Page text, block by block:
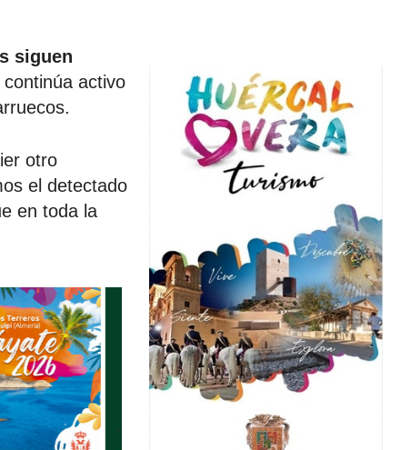
siguen
activo
otro
el detectado
en toda la